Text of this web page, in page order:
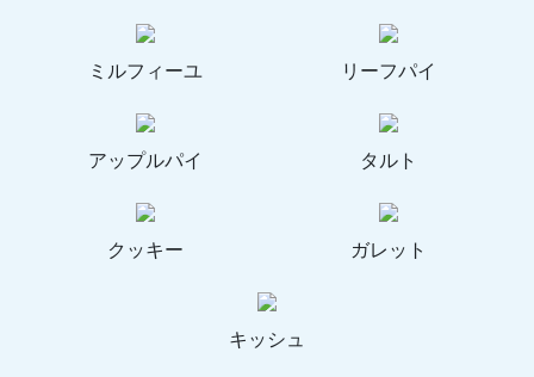
ミルフィーユ リーフパイ
アップルパイ タルト
クッキー ガレット
キッシュ